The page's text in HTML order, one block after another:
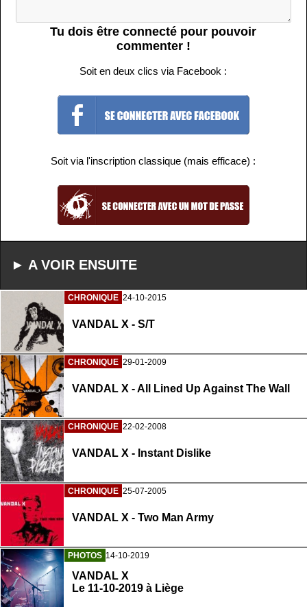
Tu dois être connecté pour pouvoir
commenter !
Soit en deux clics via Facebook :
Soit via l'inscription classique (mais efficace) :
► A VOIR ENSUITE
CHRONIQUE 24-10-2015
VANDAL X - S/T
CHRONIQUE 29-01-2009
VANDAL X - All Lined Up Against The Wall
CHRONIQUE 22-02-2008
VANDAL X - Instant Dislike
CHRONIQUE 25-07-2005
VANDAL X - Two Man Army
PHOTOS 14-10-2019
VANDAL X
Le 11-10-2019 à Liège